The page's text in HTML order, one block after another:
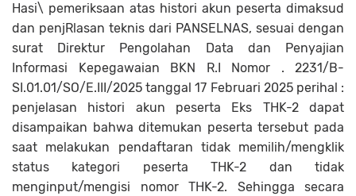
Hasi\ pemeriksaan atas histori akun peserta dimaksud
dan penjRlasan teknis dari PANSELNAS, sesuai dengan
surat Direktur Pengolahan Data dan Penyajian
Informasi Kepegawaian BKN R.I Nomor . 2231/B-
SI.01.01/SO/E.III/2025 tanggal 17 Februari 2025 perihal :
penjelasan histori akun peserta Eks THK-2 dapat
disampaikan bahwa ditemukan peserta tersebut pada
saat melakukan pendaftaran tidak memilih/mengklik
status kategori peserta THK-2 dan tidak
menginput/mengisi nomor THK-2. Sehingga secara